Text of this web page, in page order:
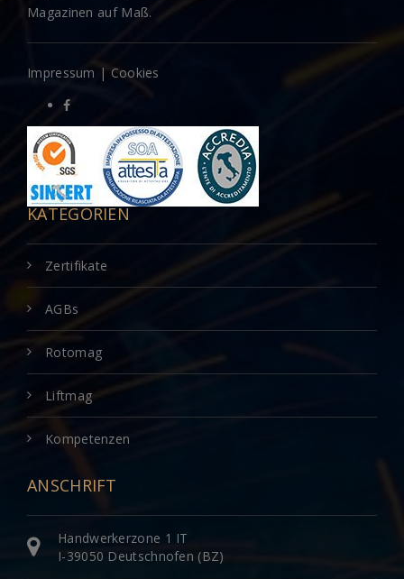
Magazinen auf Maß.
Impressum | Cookies
KATEGORIEN
Zertifikate
AGBs
Rotomag
Liftmag
Kompetenzen
ANSCHRIFT
Handwerkerzone 1 IT
I-39050 Deutschnofen (BZ)